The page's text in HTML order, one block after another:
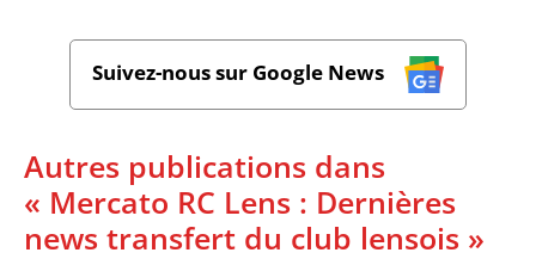
Suivez-nous sur Google News
Autres publications dans
« Mercato RC Lens : Dernières
news transfert du club lensois »